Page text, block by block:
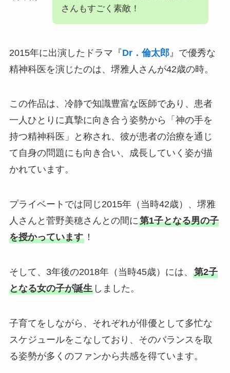
さんもすごく素敵！
2015年に出演したドラマ『Dr．倫太郎』で優秀な
精神科医を演じたのは、堺雅人さんが42歳の時。
この作品は、冷静で知識豊富な医師であり、患者
一人ひとりに真摯に向き合う姿勢から「神の手を
持つ精神科医」と称され、彼が患者の治療を通じ
て自身の問題にも向き合い、成長していく姿が描
かれています。
プライベートでは同じ2015年（当時42歳）、堺雅
人さんと菅野美穂さんとの間に第1子となる男の子
を授かっています！
そして、3年後の2018年（当時45歳）には、 第2子
となる女の子が誕生しました。
子育てをしながら、それぞれが俳優として多忙な
スケジュールをこなしており、そのバランスを取
る姿勢が多くのファンから共感を得ています。